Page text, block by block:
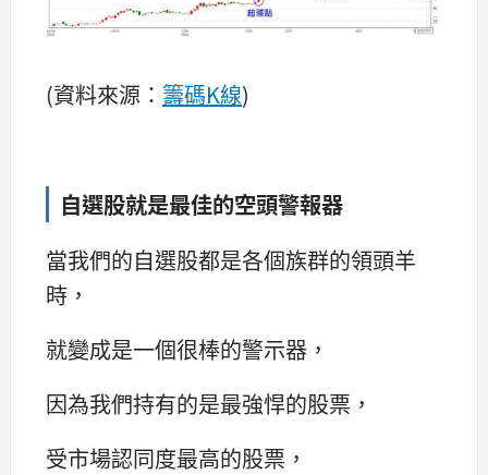
(資料來源： 籌碼K線)
自選股就是最佳的空頭警報器
當我們的自選股都是各個族群的領頭羊
時，
就變成是一個很棒的警示器，
因為我們持有的是最強悍的股票，
受市場認同度最高的股票，